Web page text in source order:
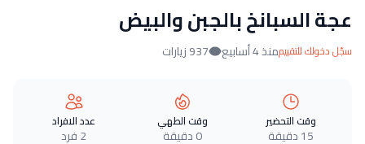
عجة السبانخ بالجبن والبيض
سجّل دخولك للتقييممنذ 4 أسابيع 937 زيارات
وقت التحضير
15 دقيقة
وقت الطهي
0 دقيقة
عدد الافراد
2 فرد